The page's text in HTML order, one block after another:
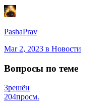
PashaPrav
Mar 2, 2023 в Новости
Вопросы по теме
3решён
204просм.